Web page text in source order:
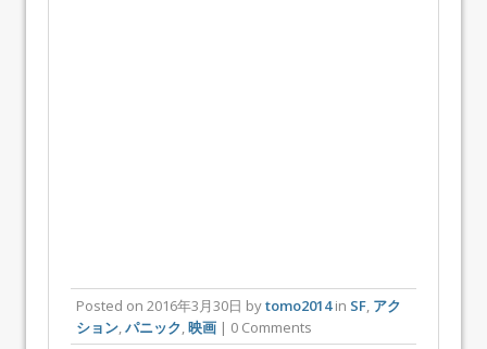
Posted on 2016年3月30日 bytomo2014in SF, アク
ション,パニック,映画 | 0 Comments